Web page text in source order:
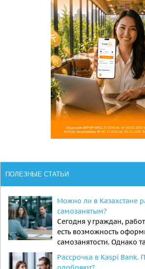
ПОЛЕЗНЫЕ СТАТЬИ
Можно ли в Казахстане
самозанятым?
Сегодня у граждан,
есть возможность
самозанятости. Однако
Рассрочка в Kaspi Bank.